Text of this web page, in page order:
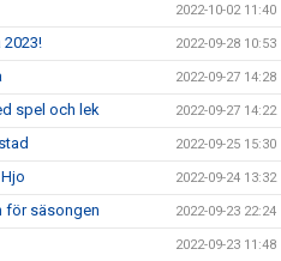
2022-10-02 11:40
2023! 2022-09-28 10:53
2022-09-27 14:28
spel och lek 2022-09-27 14:22
2022-09-25 15:30
2022-09-24 13:32
för säsongen 2022-09-23 22:24
2022-09-23 11:48